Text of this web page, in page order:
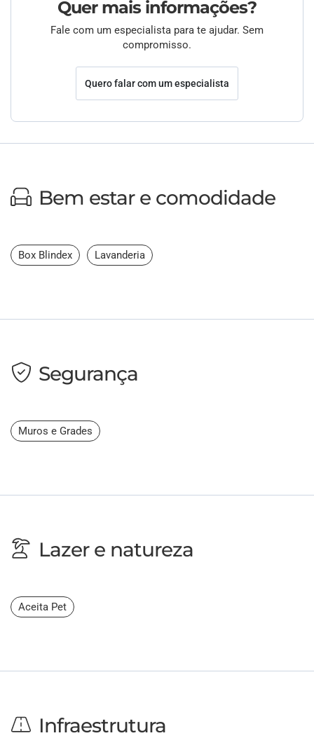
Quer mais informações?
Fale com um especialista para te ajudar. Sem
compromisso.
Quero falar com um especialista
Bem estar e comodidade
Box Blindex Lavanderia
Segurança
Muros e Grades
Lazer e natureza
Aceita Pet
Infraestrutura